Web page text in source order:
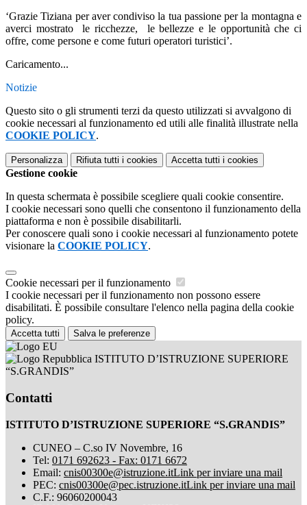
‘Grazie Tiziana per aver condiviso la tua passione per la montagna e
averci mostrato le ricchezze, le bellezze e le opportunità che ci
offre, come persone e come futuri operatori turistici’.
Caricamento...
Notizie
Questo sito o gli strumenti terzi da questo utilizzati si avvalgono di
cookie necessari al funzionamento ed utili alle finalità illustrate nella
COOKIE POLICY.
Personalizza Rifiuta tutti i cookies Accetta tutti i cookies
Gestione cookie
In questa schermata è possibile scegliere quali cookie consentire.
I cookie necessari sono quelli che consentono il funzionamento della
piattaforma e non è possibile disabilitarli.
Per conoscere quali sono i cookie necessari al funzionamento potete
visionare la COOKIE POLICY.
Cookie necessari per il funzionamento
I cookie necessari per il funzionamento non possono essere
disabilitati. È possibile consultare l'elenco nella pagina della cookie
policy.
Accetta tutti Salva le preferenze
ISTITUTO D’ISTRUZIONE SUPERIORE
“S.GRANDIS”
Contatti
ISTITUTO D’ISTRUZIONE SUPERIORE “S.GRANDIS”
CUNEO – C.so IV Novembre, 16
Tel: 0171 692623 - Fax: 0171 6672
Email: cnis00300e@istruzione.itLink per inviare una mail
PEC: cnis00300e@pec.istruzione.itLink per inviare una mail
C.F.: 96060200043